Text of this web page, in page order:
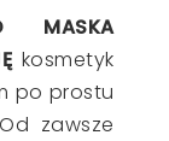
MASKA
kosmetyk
po prostu
zawsze